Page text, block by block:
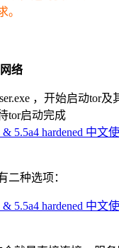
。
络
，开始启动tor
tor启动完成
二种选项：